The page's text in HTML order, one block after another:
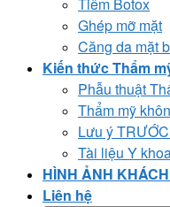
Tiêm Botox
Ghép mỡ mặt
Căng da mặt
Kiến thức Thẩm
Phẫu thuật
Thẩm mỹ
Lưu ý
Tài liệu Y
HÌNH ẢNH
Liên hệ